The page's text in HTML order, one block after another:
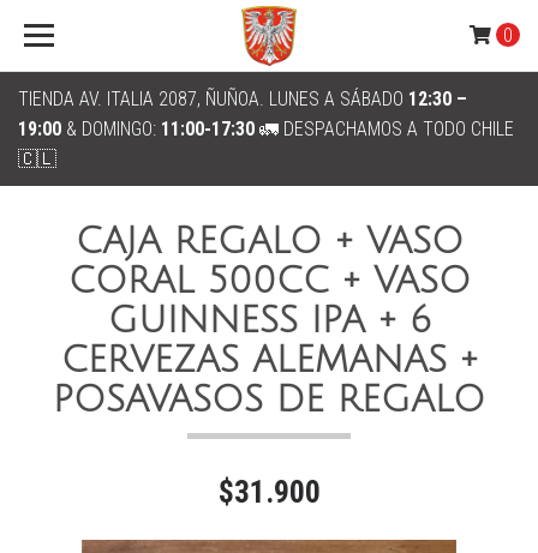
TIENDA AV. ITALIA 2087, ÑUÑOA. LUNES A SÁBADO 12:30 –
19:00 & DOMINGO: 11:00-17:30 🚛 DESPACHAMOS A TODO CHILE
🇨🇱
0
CAJA REGALO + VASO
CORAL 500CC + VASO
GUINNESS IPA + 6
CERVEZAS ALEMANAS +
POSAVASOS DE REGALO
$31.900